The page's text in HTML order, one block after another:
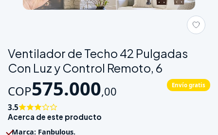
Ventilador de Techo 42 Pulgadas
Con Luz y Control Remoto, 6
COP575.000,00 Envío gratis
3.5
Acerca de este producto
Marca: Fanbulous.